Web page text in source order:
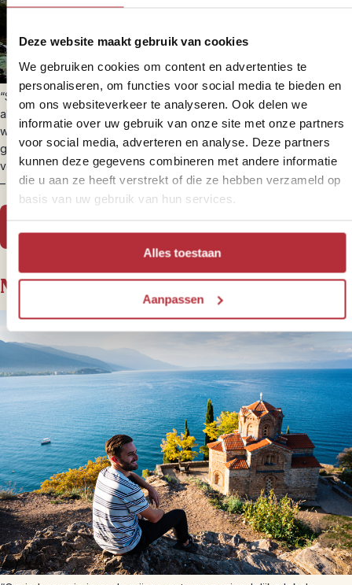
Deze website maakt gebruik van cookies
We gebruiken cookies om content en advertenties te
personaliseren, om functies voor social media te bieden en
om ons websiteverkeer te analyseren. Ook delen we
informatie over uw gebruik van onze site met onze partners
voor social media, adverteren en analyse. Deze partners
kunnen deze gegevens combineren met andere informatie
die u aan ze heeft verstrekt of die ze hebben verzameld op
basis van uw gebruik van hun services.
Alles toestaan
Aanpassen
“Slovenië is een verborgen parel in Europa wat veel mensen zien
als tussenstop in hun reis naar Kroatië. Zonde! Ik vertel je graag
waarom deze bestemming een reis op zichzelf waard is. Van de
grotten van Postojna tot de charmante stad Ljubljana, er is genoeg
voor iedere reiziger.”
– Colette, Balkan-expert
Noord-Macedonië